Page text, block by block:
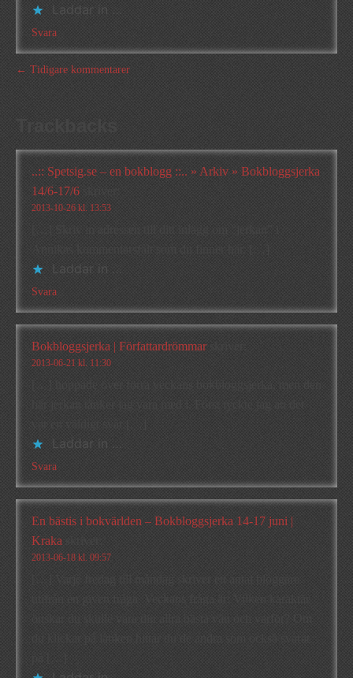
Laddar in …
Svara
← Tidigare kommentarer
..:: Spetsig.se – en bokblogg ::.. » Arkiv » Bokbloggsjerka
14/6-17/6
2013-10-26 kl. 13:53
[…] Skriv in adressen till ditt inlägg om ”jerkan” i
Laddar in …
Svara
Bokbloggsjerka | Författardrömmar
2013-06-21 kl. 11:30
här jerkan tänker jag vara med i. Först tyckte jag att det
var en väldigt svår […]
Laddar in …
Svara
En bästis i bokvärlden – Bokbloggsjerka 14-17 juni |
Kraka
2013-06-18 kl. 09:57
[…] Varje fredag till måndag skriver ett antal bloggare
utifrån en given fråga. Veckans fråga är: Vilken karaktär
på […]